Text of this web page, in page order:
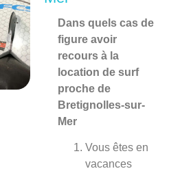
Dans quels cas de
figure avoir
recours à la
location de surf
proche de
Bretignolles-sur-
Mer
Vous êtes en
vacances